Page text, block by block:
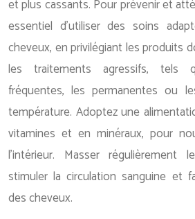
et plus cassants. Pour prévenir et
essentiel d’utiliser des soins
cheveux, en privilégiant les produits
les traitements agressifs, tels
fréquentes, les permanentes ou
température. Adoptez une
vitamines et en minéraux, pour
l’intérieur. Masser
stimuler la circulation sanguine et
des cheveux.